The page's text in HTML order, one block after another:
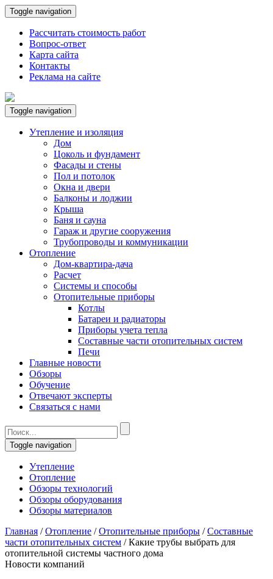
Toggle navigation
Рассчитать стоимость работ
Вопрос-ответ
Карта сайта
Контакты
Реклама на сайте
Toggle navigation
Утепление и изоляция
Дом
Цоколь и фундамент
Фасады и стены
Пол и потолок
Окна и двери
Балконы и лоджии
Крыша
Баня и сауна
Гараж и другие сооружения
Трубопроводы и коммуникации
Отопление
Дом-квартира-дача
Расчет
Системы и способы
Отопительные приборы
Котлы
Батареи и радиаторы
Приборы учета тепла
Составные части отопительных систем
Печи
Главные новости
Обзоры
Обучение
Отвечают эксперты
Связаться с нами
Toggle navigation
Утепление
Отопление
Обзоры технологий
Обзоры оборудования
Обзоры материалов
Главная /Отопление /Отопительные приборы /Составные
части отопительных систем /Какие трубы выбрать для
отопительной системы частного дома
Новости компаний